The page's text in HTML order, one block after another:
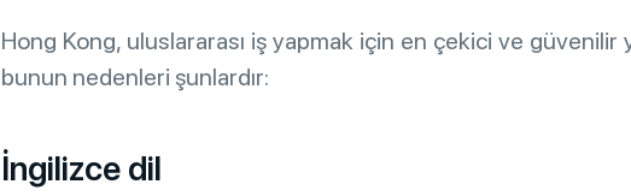
Hong Kong, uluslararası iş yapmak için en çekici ve güvenilir
bunun nedenleri şunlardır:
İngilizce dil